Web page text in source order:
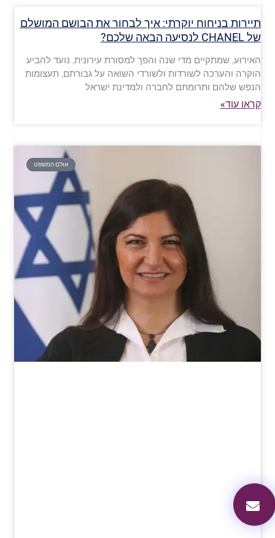
תיירות בניחוח יוקרתי: איך לבחור את הבושם המושלם
של CHANEL לנסיעה הבאה שלכם?
האירוע, שמתקיים מדי שנה והפך למסורת עירונית, נועד להביע
הוקרה והערכה לשורדות ולשורדי השואה על גבורתם, תעצומות
הנפש שלהם ותרומתם לחברה ולמדינת ישראל
קראו עוד»
אולם המשפט